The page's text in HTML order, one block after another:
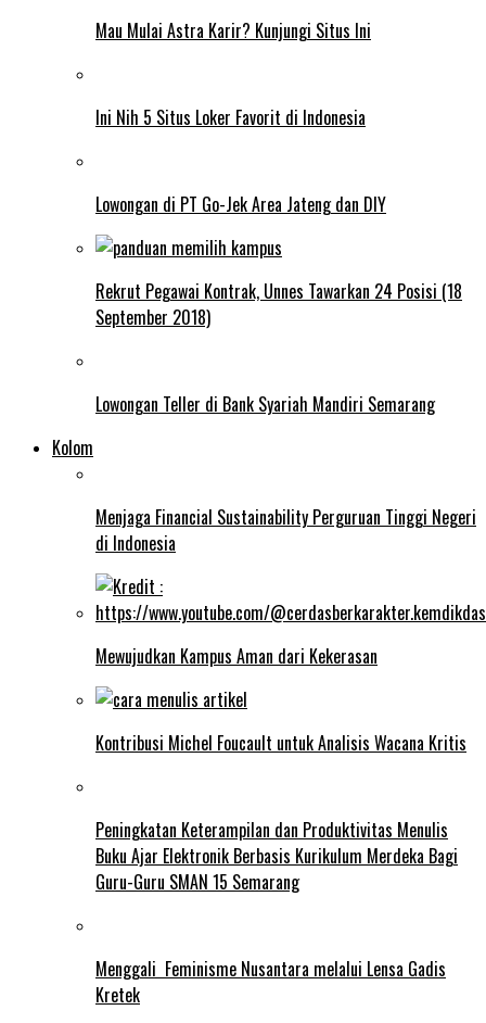
Mau Mulai Astra Karir? Kunjungi Situs Ini
Ini Nih 5 Situs Loker Favorit di Indonesia
Lowongan di PT Go-Jek Area Jateng dan DIY
Rekrut Pegawai Kontrak, Unnes Tawarkan 24 Posisi (18
September 2018)
Lowongan Teller di Bank Syariah Mandiri Semarang
Kolom
Menjaga Financial Sustainability Perguruan Tinggi Negeri
di Indonesia
Mewujudkan Kampus Aman dari Kekerasan
Kontribusi Michel Foucault untuk Analisis Wacana Kritis
Peningkatan Keterampilan dan Produktivitas Menulis
Buku Ajar Elektronik Berbasis Kurikulum Merdeka Bagi
Guru-Guru SMAN 15 Semarang
Menggali Feminisme Nusantara melalui Lensa Gadis
Kretek